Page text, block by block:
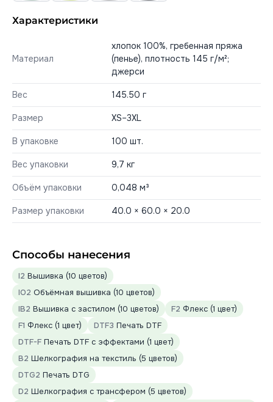
Характеристики
Материал
хлопок 100%, гребенная пряжа
(пенье), плотность 145 г/м²;
джерси
Вес 145.50 г
Размер XS–3XL
В упаковке 100 шт.
Вес упаковки 9,7 кг
Объём упаковки 0,048 м³
Размер упаковки 40.0 × 60.0 × 20.0
Способы нанесения
I2 Вышивка (10 цветов)
IO2 Объёмная вышивка (10 цветов)
IB2 Вышивка с застилом (10 цветов) F2 Флекс (1 цвет)
F1 Флекс (1 цвет) DTF3 Печать DTF
DTF-F Печать DTF с эффектами (1 цвет)
B2 Шелкография на текстиль (5 цветов)
DTG2 Печать DTG
D2 Шелкография с трансфером (5 цветов)